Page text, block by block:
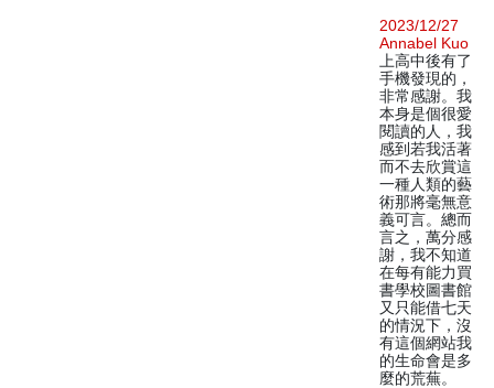
2023/12/27
Annabel Kuo
上高中後有了
手機發現的，
非常感謝。我
本身是個很愛
閱讀的人，我
感到若我活著
而不去欣賞這
一種人類的藝
術那將毫無意
義可言。總而
言之，萬分感
謝，我不知道
在每有能力買
書學校圖書館
又只能借七天
的情況下，沒
有這個網站我
的生命會是多
麼的荒蕪。